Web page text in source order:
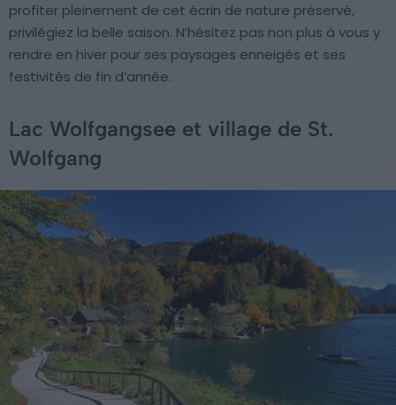
profiter pleinement de cet écrin de nature préservé,
privilégiez la belle saison. N’hésitez pas non plus à vous y
rendre en hiver pour ses paysages enneigés et ses
festivités de fin d’année.
Lac Wolfgangsee et village de St.
Wolfgang